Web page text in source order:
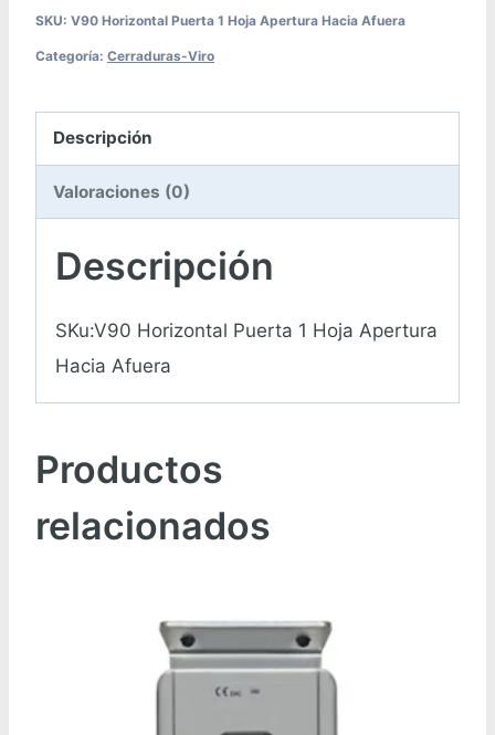
SKU: V90 Horizontal Puerta 1 Hoja Apertura Hacia Afuera
Categoría: Cerraduras-Viro
Descripción
Valoraciones (0)
Descripción
SKu:V90 Horizontal Puerta 1 Hoja Apertura
Hacia Afuera
Productos
relacionados